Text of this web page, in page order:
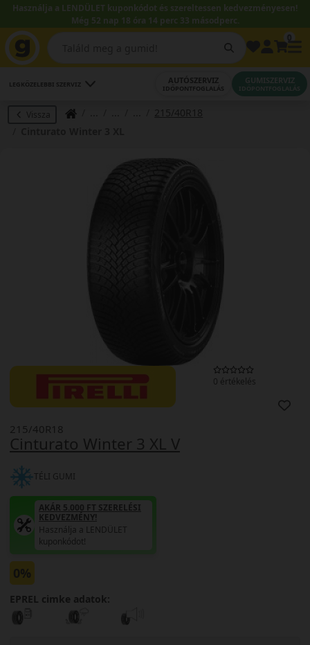
Használja a LENDÜLET kuponkódot és szereltessen kedvezményesen!
Még 52 nap 18 óra 14 perc 32 másodperc.
LEGKÖZELEBBI SZERVIZ AUTÓSZERVIZ
IDŐPONTFOGLALÁS
GUMISZERVIZ
IDŐPONTFOGLALÁS
Vissza
215/40R18
0 értékelés
Cinturato Winter 3 XL V
215/40R18
TÉLI GUMI
AKÁR 5.000 FT SZERELÉSI
KEDVEZMÉNY!
Használja a LENDÜLET
kuponkódot!
0%
EPREL cimke adatok: